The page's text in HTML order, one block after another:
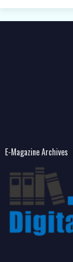
E-Magazine Archives